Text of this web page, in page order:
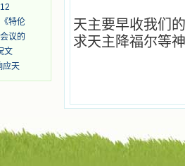
。 他
爱主，
么喜乐
谢的
主使他
发了我
的生
中寻求
累了就
特伦
议的
文
应天
天主要早收我们
求天主降福尔等